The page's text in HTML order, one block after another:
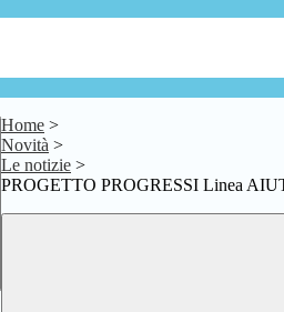
Home >
Novità >
Le notizie >
PROGETTO PROGRESSI Linea